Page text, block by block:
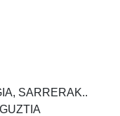
SARRERAK..